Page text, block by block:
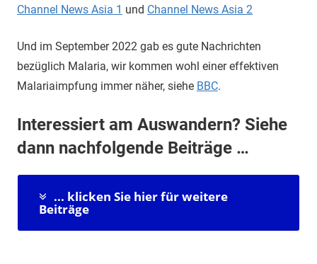
Channel News Asia 1 und Channel News Asia 2
Und im September 2022 gab es gute Nachrichten
bezüglich Malaria, wir kommen wohl einer effektiven
Malariaimpfung immer näher, siehe BBC.
Interessiert am Auswandern? Siehe
dann nachfolgende Beiträge …
... klicken Sie hier für weitere
Beiträge